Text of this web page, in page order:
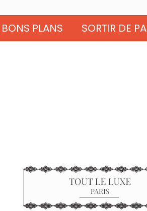
BONS PLANS SORTIR DE